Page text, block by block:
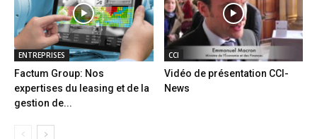
ENTREPRISES
Factum Group: Nos
expertises du leasing et de la
gestion de...
CCI
Vidéo de présentation CCI-
News